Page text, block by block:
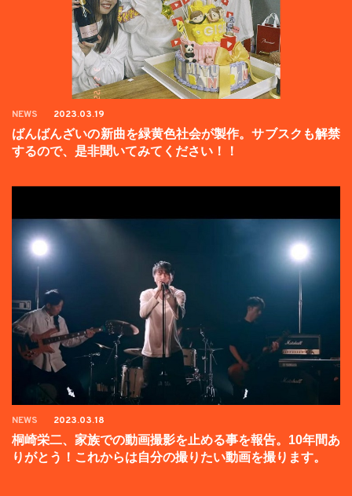
NEWS 2023.03.19
ばんばんざいの新曲を緑黄色社会が製作。サブスクも解禁
するので、是非聞いてみてください！！
NEWS 2023.03.18
桐崎栄二、家族での動画撮影を止める事を報告。10年間あ
りがとう！これからは自分の撮りたい動画を撮ります。